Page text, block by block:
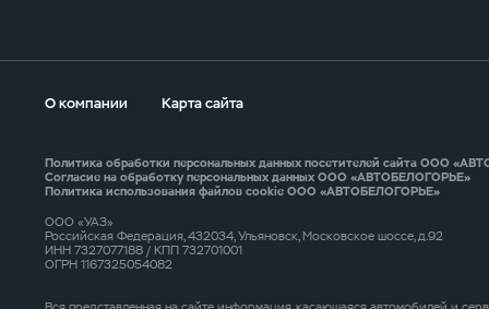
О компании Карта сайта
Политика обработки персональных данных посетителей сайта ООО
Согласие на обработку персональных данных ООО «АВТОБЕЛОГОРЬЕ»
Политика использования файлов cookie ООО «АВТОБЕЛОГОРЬЕ»
ООО «УАЗ»
Российская Федерация, 432034, Ульяновск, Московское шоссе, д.92
ИНН 7327077188 / КПП 732701001
ОГРН 1167325054082